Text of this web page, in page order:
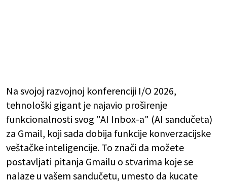
Na svojoj razvojnoj konferenciji I/O 2026,
tehnološki gigant je najavio proširenje
funkcionalnosti svog "AI Inbox-a" (AI sandučeta)
za Gmail, koji sada dobija funkcije konverzacijske
veštačke inteligencije. To znači da možete
postavljati pitanja Gmailu o stvarima koje se
nalaze u vašem sandučetu, umesto da kucate